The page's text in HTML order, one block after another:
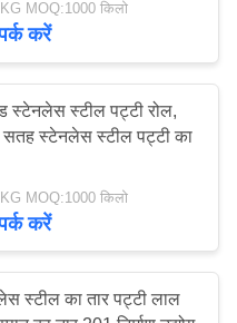
प्लेट
सर्कल
MOQ:1000 किलो
करें
स्टेनलेस स्टील पट्टी रोल,
सतह स्टेनलेस स्टील पट्टी का
MOQ:1000 किलो
करें
स्टील का तार पट्टी लाल